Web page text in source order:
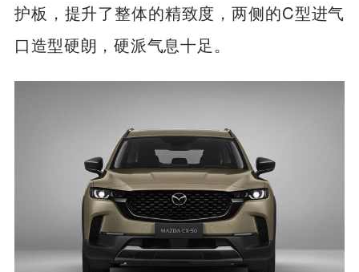
护板，提升了整体的精致度，两侧的C型进气
口造型硬朗，硬派气息十足。